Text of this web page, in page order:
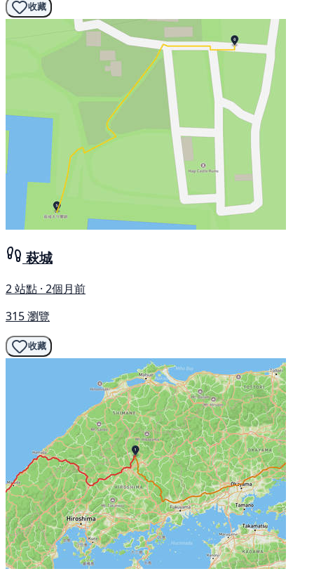
收藏
萩城
2 站點 · 2個月前
315 瀏覽
收藏